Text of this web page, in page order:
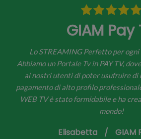
GIAM Pay
Lo STREAMING Perfetto per ogni
Abbiamo un Portale Tv in PAY TV,
ai nostri utenti di poter usufruire di
pagamento di alto profilo
WEB TV è stato formidabile e ha
mondo!
Elisabetta / GIAM